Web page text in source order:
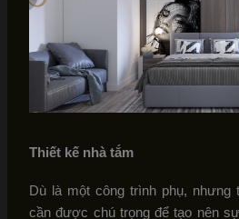
Thiết kế nhà tắm
Dù là một công trình phụ, nhưng
cần được chú trọng để tạo nên